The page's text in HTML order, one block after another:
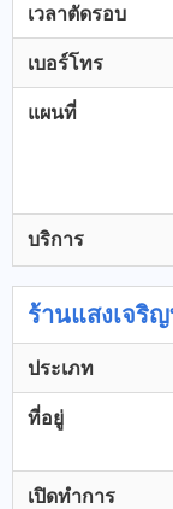
เวลาตัดรอบ
เบอร์โทร
แผนที่
บริการ
ร้านแสงเจริ
ประเภท
ที่อยู่
เปิดทำการ